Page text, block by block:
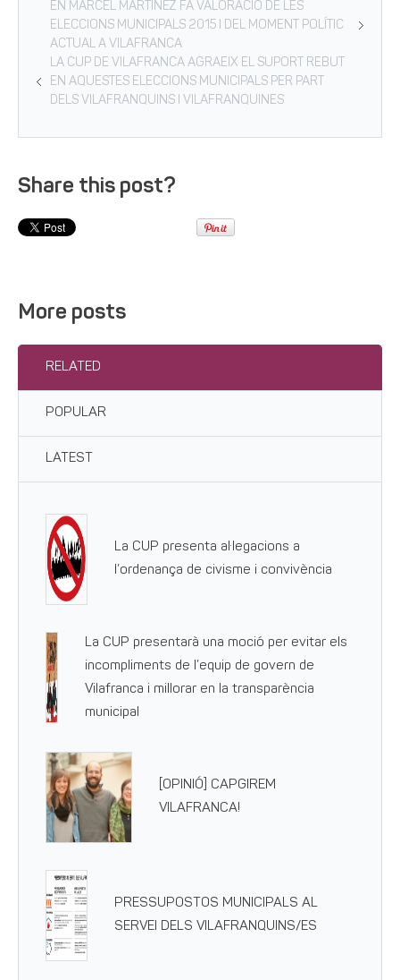
EN MARCEL MARTÍNEZ FA VALORACIÓ DE LES
ELECCIONS MUNICIPALS 2015 I DEL MOMENT POLÍTIC
ACTUAL A VILAFRANCA
LA CUP DE VILAFRANCA AGRAEIX EL SUPORT REBUT
EN AQUESTES ELECCIONS MUNICIPALS PER PART
DELS VILAFRANQUINS I VILAFRANQUINES
Share this post?
More posts
RELATED
POPULAR
LATEST
La CUP presenta al·legacions a
l’ordenança de civisme i convivència
La CUP presentarà una moció per evitar els
incompliments de l’equip de govern de
Vilafranca i millorar en la transparència
municipal
[OPINIÓ] CAPGIREM
VILAFRANCA!
PRESSUPOSTOS MUNICIPALS AL
SERVEI DELS VILAFRANQUINS/ES